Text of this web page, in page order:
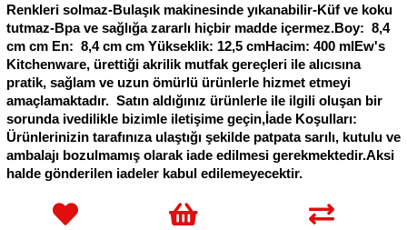
Renkleri solmaz-Bulaşık makinesinde yıkanabilir-Küf ve koku
tutmaz-Bpa ve sağlığa zararlı hiçbir madde içermez.Boy: 8,4
cm cm En: 8,4 cm cm Yükseklik: 12,5 cmHacim: 400 mlEw's
Kitchenware, ürettiği akrilik mutfak gereçleri ile alıcısına
pratik, sağlam ve uzun ömürlü ürünlerle hizmet etmeyi
amaçlamaktadır. Satın aldığınız ürünlerle ile ilgili oluşan bir
sorunda ivedilikle bizimle iletişime geçin,İade Koşulları:
Ürünlerinizin tarafınıza ulaştığı şekilde patpata sarılı, kutulu ve
ambalajı bozulmamış olarak iade edilmesi gerekmektedir.Aksi
halde gönderilen iadeler kabul edilemeyecektir.